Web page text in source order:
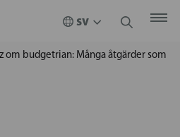
om budgetrian: Många åtgärder som